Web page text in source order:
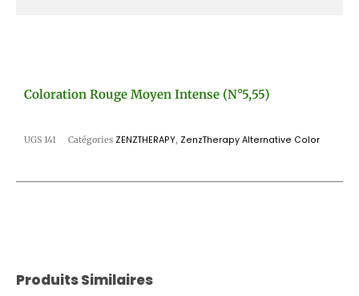
Produits Similaires
Coloration Rouge Moyen Intense (n°5,55)
UGS 141 Catégories ZENZTHERAPY, ZenzTherapy Alternative Color